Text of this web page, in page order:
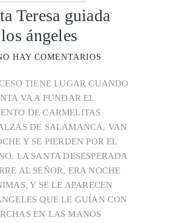
Teresa guiada
ángeles
HAY COMENTARIOS
TIENE LUGAR CUANDO
VA A FUNDAR EL
DE CARMELITAS
DE SALAMANCA, VAN
Y SE PIERDEN POR EL
LA SANTA DESESPERADA
AL SEÑOR, ERA NOCHE
Y SE LE APARECEN
QUE LE GUÍAN CON
EN LAS MANOS